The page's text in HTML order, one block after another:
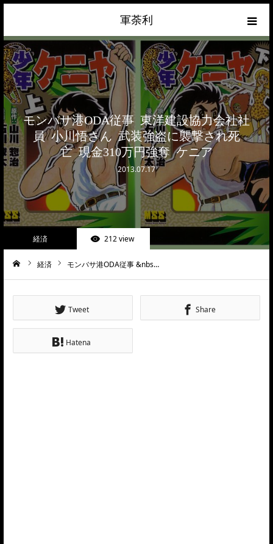
軍荼利
モンバサ港ODA従事 東洋建設協力会社社
員 小川悟さん 武装強盗に襲撃され死
亡 現金310万円強奪 ケニア
2013.07.17
経済 212 view
経済 モンバサ港ODA従事 &nbs…
Tweet Share
Hatena
経済
ネトウヨ
政治
ライフハック
サイトマップ
about
お問合せ